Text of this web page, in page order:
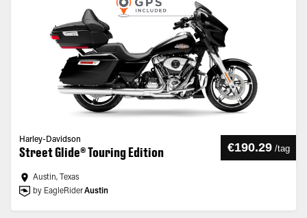
Harley-Davidson
Street Glide® Touring Edition €190.29 /tag
Austin, Texas
by EagleRiderAustin